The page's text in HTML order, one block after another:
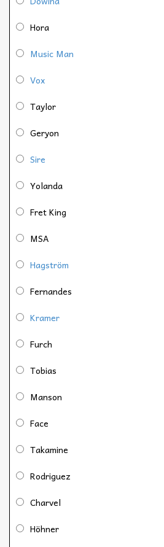
Hora
Music Man
Vox
Taylor
Geryon
Sire
Yolanda
Fret King
MSA
Hagström
Fernandes
Kramer
Furch
Tobias
Manson
Face
Takamine
Rodriguez
Charvel
Höhner